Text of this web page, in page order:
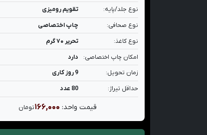
نوع جلد/پایه:
تقویم رومیزی
نوع صحافی:
چاپ اختصاصی
نوع کاغذ:
تحریر ۷۰ گرم
امکان چاپ اختصاصی:
دارد
زمان تحویل:
9 روز کاری
حداقل تیراژ:
80 عدد
قیمت واحد: ۱۶۶,۰۰۰تومان